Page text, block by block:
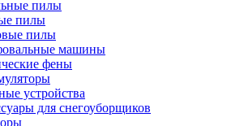
пилы
пилы
пилы
машины
фены
устройства
для снегоуборщиков